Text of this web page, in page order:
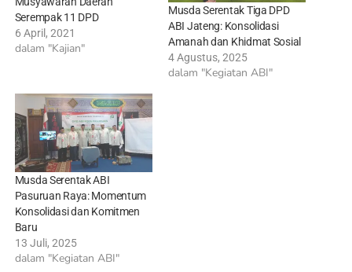
Serempak 11 DPD
6 April, 2021
dalam "Kajian"
Musda Serentak Tiga DPD
ABI Jateng: Konsolidasi
Amanah dan Khidmat Sosial
4 Agustus, 2025
dalam "Kegiatan ABI"
Musda Serentak ABI
Pasuruan Raya: Momentum
Konsolidasi dan Komitmen
Baru
13 Juli, 2025
dalam "Kegiatan ABI"